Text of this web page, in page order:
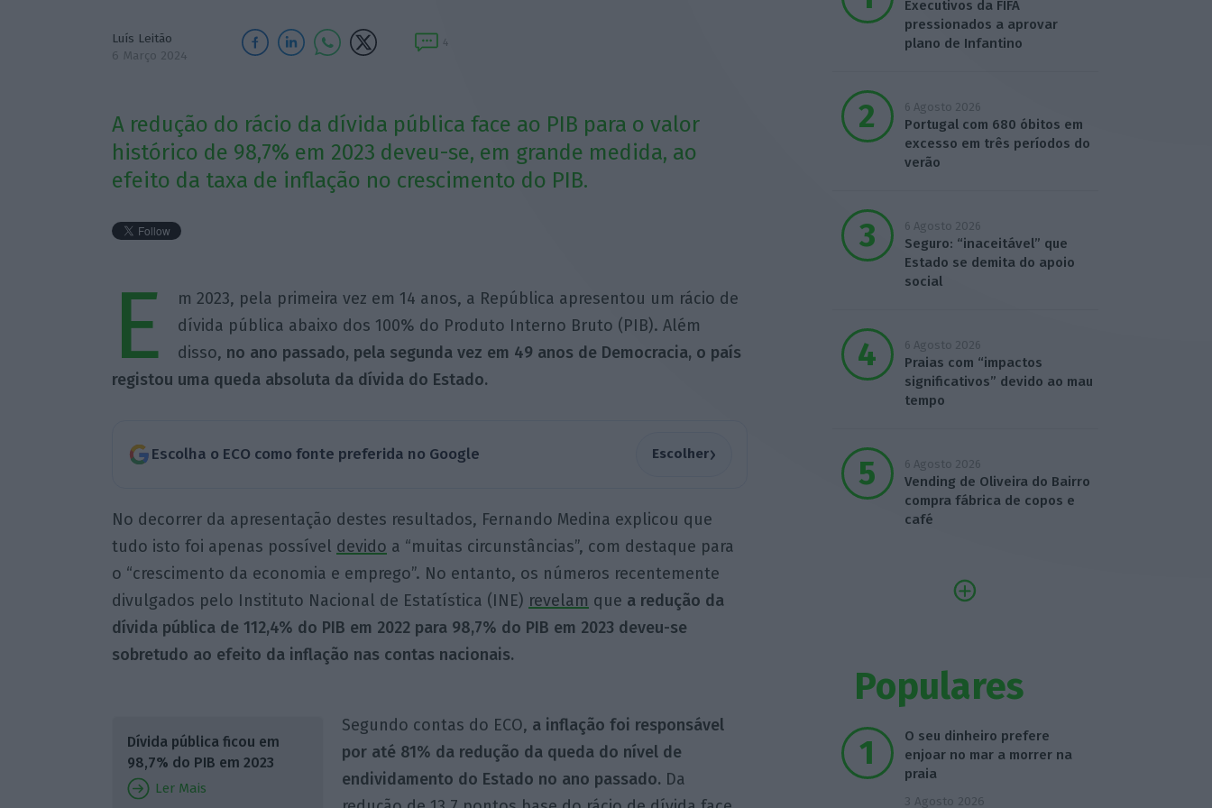
Luís Leitão
6 Março 2024
4
A redução do rácio da dívida pública face ao PIB para o valor
histórico de 98,7% em 2023 deveu-se, em grande medida, ao
efeito da taxa de inflação no crescimento do PIB.
E
m 2023, pela primeira vez em 14 anos, a República apresentou um rácio de
dívida pública abaixo dos 100% do Produto Interno Bruto (PIB). Além
disso, no ano passado, pela segunda vez em 49 anos de Democracia, o país
registou uma queda absoluta da dívida do Estado.
Escolha o ECO como fonte preferida no Google Escolher›
No decorrer da apresentação destes resultados, Fernando Medina explicou que
tudo isto foi apenas possível devido a “muitas circunstâncias”, com destaque para
o “crescimento da economia e emprego”. No entanto, os números recentemente
divulgados pelo Instituto Nacional de Estatística (INE) revelam que a redução da
dívida pública de 112,4% do PIB em 2022 para 98,7% do PIB em 2023 deveu-se
sobretudo ao efeito da inflação nas contas nacionais.
Dívida pública ficou em
98,7% do PIB em 2023
Ler Mais
Segundo contas do ECO, a inflação foi responsável
por até 81% da redução da queda do nível de
endividamento do Estado no ano passado. Da
Executivos da FIFA
pressionados a aprovar
plano de Infantino
6 Agosto 2026
Portugal com 680 óbitos em
excesso em três períodos do
verão
6 Agosto 2026
Seguro: “inaceitável” que
Estado se demita do apoio
social
6 Agosto 2026
Praias com “impactos
significativos” devido ao mau
tempo
6 Agosto 2026
Vending de Oliveira do Bairro
compra fábrica de copos e
café
Populares
O seu dinheiro prefere
enjoar no mar a morrer na
praia
3 Agosto 2026